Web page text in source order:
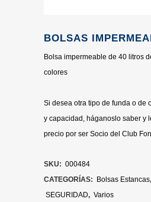
BOLSAS
Bolsa impermeable de 40 litros
colores
Si desea otra tipo de funda o de
y capacidad, háganoslo saber y
precio por ser Socio del Club
SKU: 000484
CATEGORÍAS:
Bolsas Estancas,
SEGURIDAD, Varios